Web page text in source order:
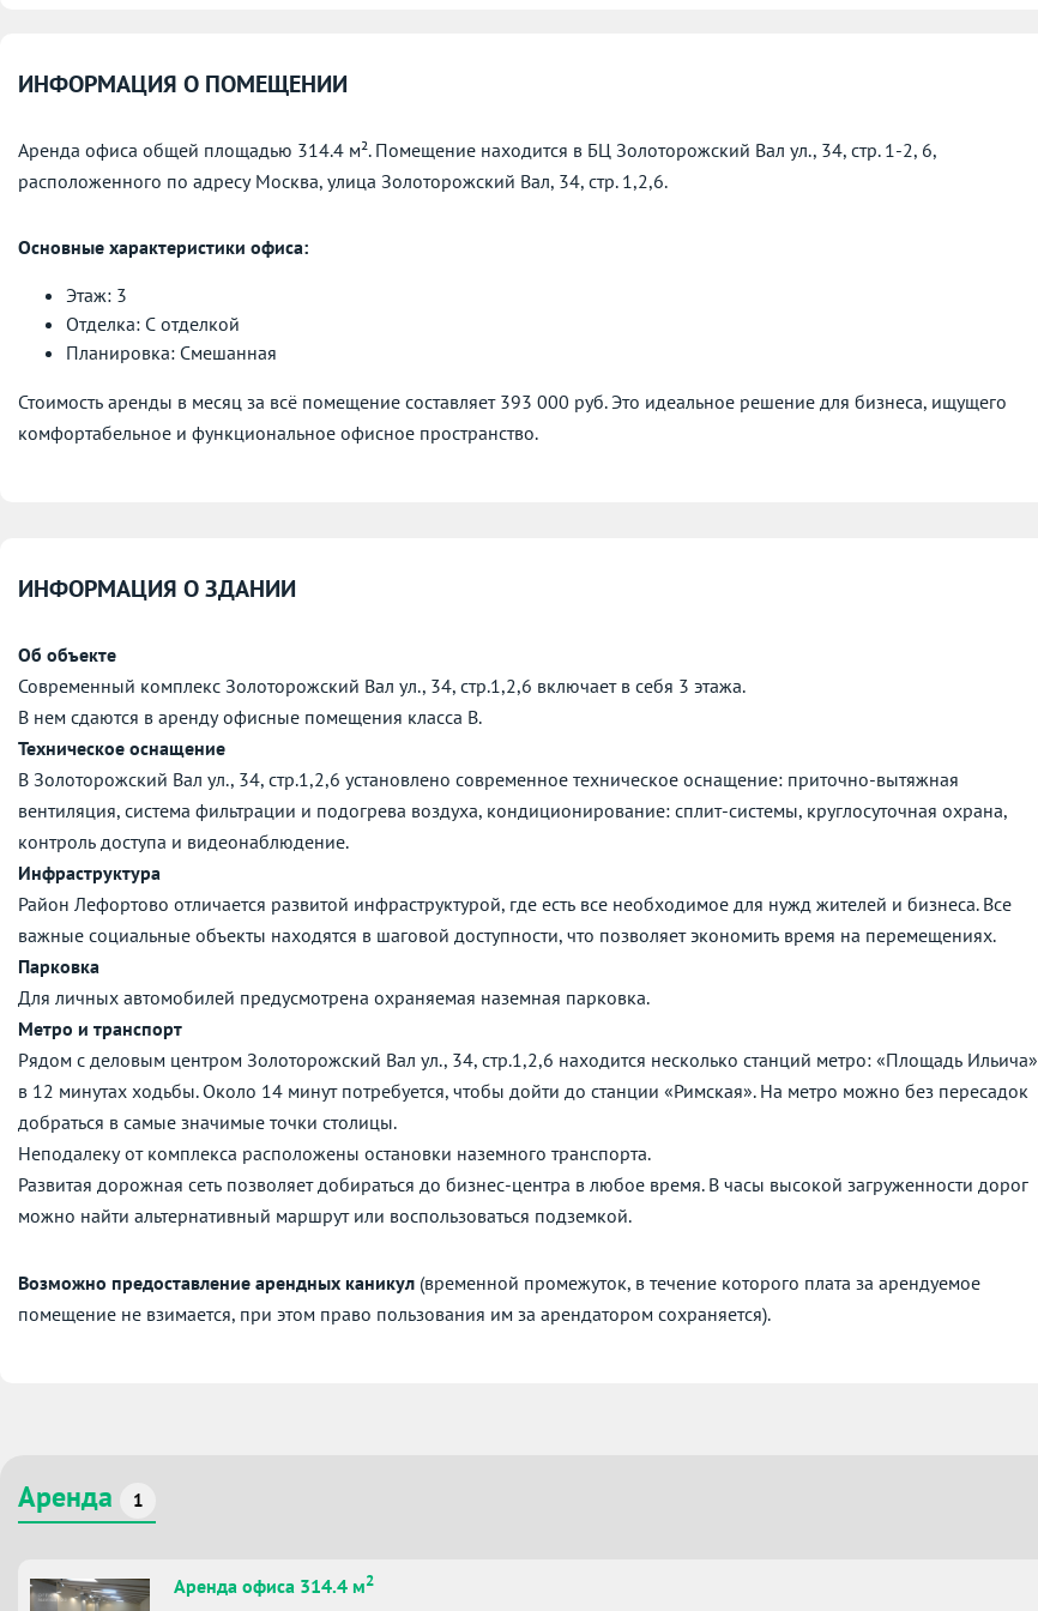
ИНФОРМАЦИЯ О ПОМЕЩЕНИИ
Аренда офиса общей площадью 314.4 м². Помещение находится в БЦ Золоторожский Вал ул., 34, стр. 1-2, 6,
расположенного по адресу Москва, улица Золоторожский Вал, 34, стр. 1,2,6.
Основные характеристики офиса:
Этаж: 3
Отделка: С отделкой
Планировка: Смешанная
Стоимость аренды в месяц за всё помещение составляет 393 000 руб. Это идеальное решение для бизнеса, ищущего
комфортабельное и функциональное офисное пространство.
ИНФОРМАЦИЯ О ЗДАНИИ
Об объекте
Современный комплекс Золоторожский Вал ул., 34, стр.1,2,6 включает в себя 3 этажа.
В нем сдаются в аренду офисные помещения класса B.
Техническое оснащение
В Золоторожский Вал ул., 34, стр.1,2,6 установлено современное техническое оснащение: приточно-вытяжная
вентиляция, система фильтрации и подогрева воздуха, кондиционирование: сплит-системы, круглосуточная охрана,
контроль доступа и видеонаблюдение.
Инфраструктура
Район Лефортово отличается развитой инфраструктурой, где есть все необходимое для нужд жителей и бизнеса. Все
важные социальные объекты находятся в шаговой доступности, что позволяет экономить время на перемещениях.
Парковка
Для личных автомобилей предусмотрена охраняемая наземная парковка.
Метро и транспорт
Рядом с деловым центром Золоторожский Вал ул., 34, стр.1,2,6 находится несколько станций метро: «Площадь Ильича»
в 12 минутах ходьбы. Около 14 минут потребуется, чтобы дойти до станции «Римская». На метро можно без пересадок
добраться в самые значимые точки столицы.
Неподалеку от комплекса расположены остановки наземного транспорта.
Развитая дорожная сеть позволяет добираться до бизнес-центра в любое время. В часы высокой загруженности дорог
можно найти альтернативный маршрут или воспользоваться подземкой.
Возможно предоставление арендных каникул (временной промежуток, в течение которого плата за арендуемое
помещение не взимается, при этом право пользования им за арендатором сохраняется).
Аренда 1
Аренда офиса 314.4 м2